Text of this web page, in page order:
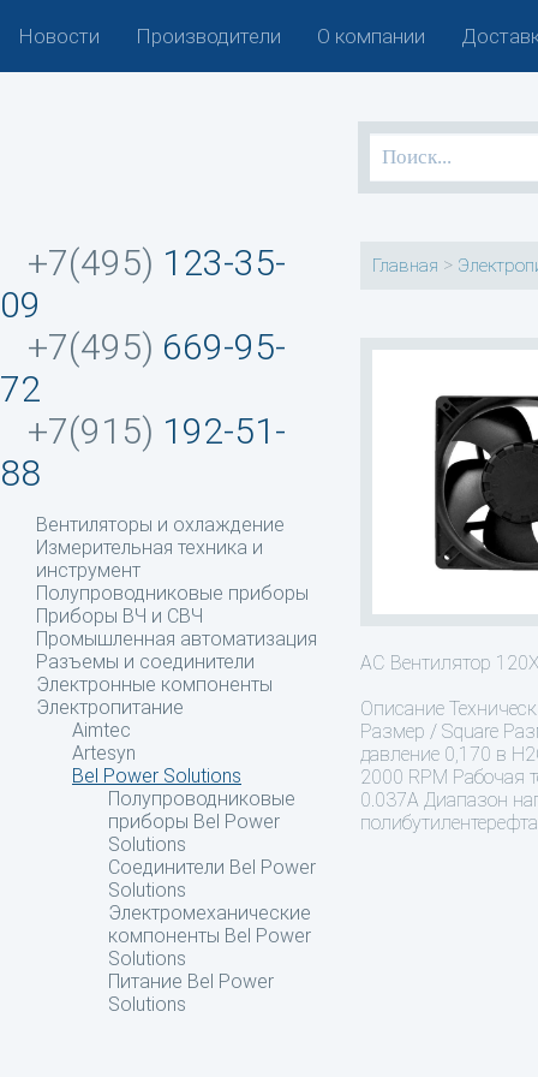
Новости Производители О компании
+7(495) 123-35-
09
+7(495) 669-95-
72
+7(915) 192-51-
88
Вентиляторы и охлаждение
Измерительная техника и
инструмент
Полупроводниковые приборы
Приборы ВЧ и СВЧ
Промышленная автоматизация
Разъемы и соединители
Электронные компоненты
Электропитание
Aimtec
Artesyn
Bel Power Solutions
Полупроводниковые
приборы Bel Power
Solutions
Соединители Bel Power
Solutions
Электромеханические
компоненты Bel Power
Solutions
Питание Bel Power
Solutions
Главная >
AC Вентилятор
Описание
Размер / Square
давление 0,170 в
2000 RPM Рабочая
0.037A Диапазон